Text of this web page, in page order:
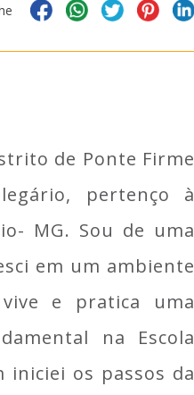
de Ponte Firme
pertenço à
MG. Sou de uma
em um ambiente
e pratica uma
na Escola
iniciei os passos da